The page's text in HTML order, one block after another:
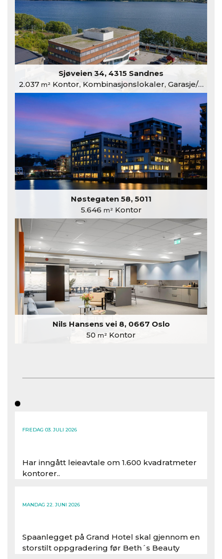
Sjøveien 34, 4315 Sandnes
2.037 m²Kontor, Kombinasjonslokaler, Garasje/Parkering
Nøstegaten 58, 5011
5.646 m²Kontor
Nils Hansens vei 8, 0667 Oslo
50 m² Kontor
FREDAG 03. JULI 2026
Har inngått leieavtale om 1.600 kvadratmeter
kontorer..
MANDAG 22. JUNI 2026
Spaanlegget på Grand Hotel skal gjennom en
storstilt oppgradering før Beth´s Beauty